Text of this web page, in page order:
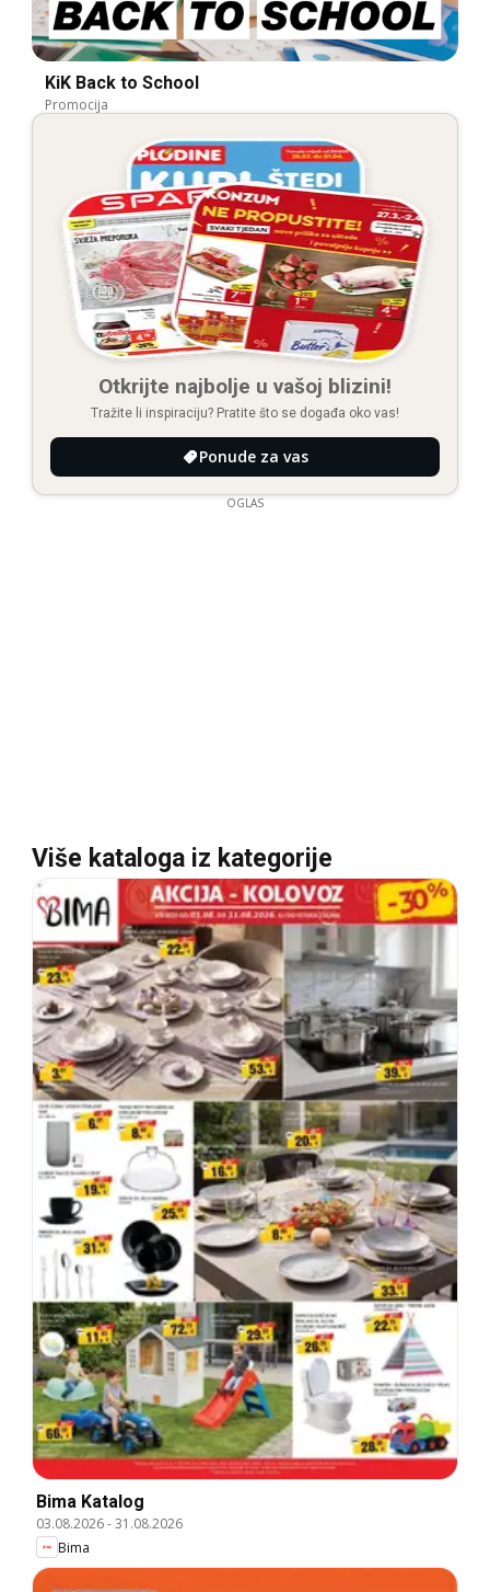
KiK Back to School
Promocija
Otkrijte najbolje u vašoj blizini!
Tražite li inspiraciju? Pratite što se događa oko vas!
Ponude za vas
OGLAS
Više kataloga iz kategorije
Bima Katalog
03.08.2026-31.08.2026
Bima